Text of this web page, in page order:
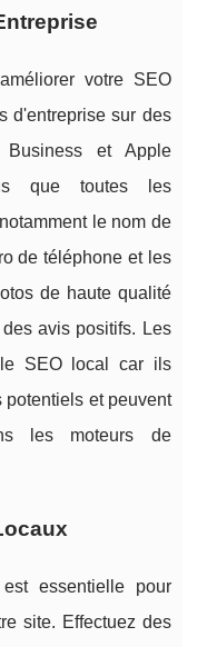
votre SEO
d'entreprise sur des
Business et Apple
que toutes les
le nom de
de téléphone et les
de haute qualité
avis positifs. Les
SEO local car ils
potentiels et peuvent
les moteurs de
essentielle pour
site. Effectuez des